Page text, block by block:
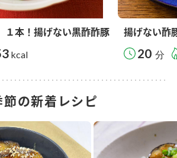
１本！揚げない黒酢酢豚
kcal
揚げない酢
20 分
節の新着レシピ